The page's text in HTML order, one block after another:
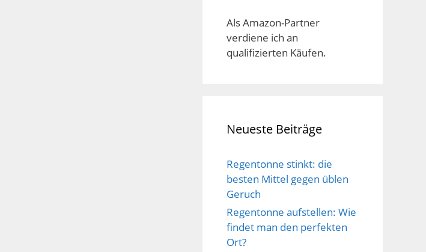
Als Amazon-Partner
verdiene ich an
qualifizierten Käufen.
Neueste Beiträge
Regentonne stinkt: die
besten Mittel gegen üblen
Geruch
Regentonne aufstellen: Wie
findet man den perfekten
Ort?